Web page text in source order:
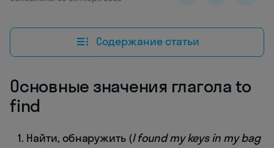
Содержание статьи
Основные значения глагола to
find
Найти, обнаружить (I found my keys in my bag